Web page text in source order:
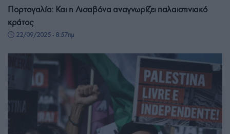
Πορτογαλία: Και η Λισαβόνα αναγνωρίζει παλαιστινιακό
κράτος
22/09/2025 - 8:57πμ